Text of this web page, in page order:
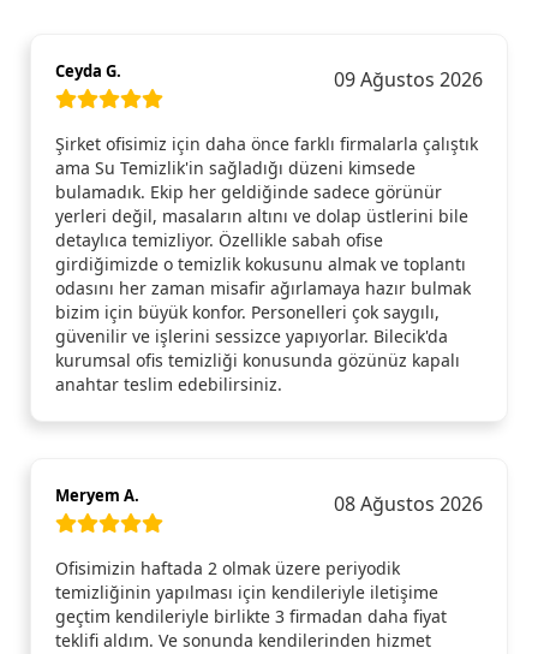
Ceyda G. 09 Ağustos 2026
Şirket ofisimiz için daha önce farklı firmalarla çalıştık
ama Su Temizlik'in sağladığı düzeni kimsede
bulamadık. Ekip her geldiğinde sadece görünür
yerleri değil, masaların altını ve dolap üstlerini bile
detaylıca temizliyor. Özellikle sabah ofise
girdiğimizde o temizlik kokusunu almak ve toplantı
odasını her zaman misafir ağırlamaya hazır bulmak
bizim için büyük konfor. Personelleri çok saygılı,
güvenilir ve işlerini sessizce yapıyorlar. Bilecik'da
kurumsal ofis temizliği konusunda gözünüz kapalı
anahtar teslim edebilirsiniz.
Meryem A. 08 Ağustos 2026
Ofisimizin haftada 2 olmak üzere periyodik
temizliğinin yapılması için kendileriyle iletişime
geçtim kendileriyle birlikte 3 firmadan daha fiyat
teklifi aldım. Ve sonunda kendilerinden hizmet